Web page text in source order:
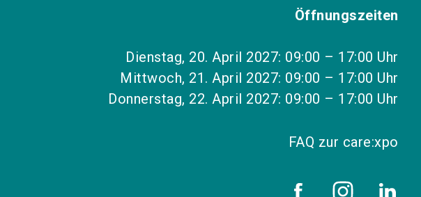
Öffnungszeiten
Dienstag, 20. April 2027: 09:00 – 17:00 Uhr
Mittwoch, 21. April 2027: 09:00 – 17:00 Uhr
Donnerstag, 22. April 2027: 09:00 – 17:00 Uhr
FAQ zur care:xpo